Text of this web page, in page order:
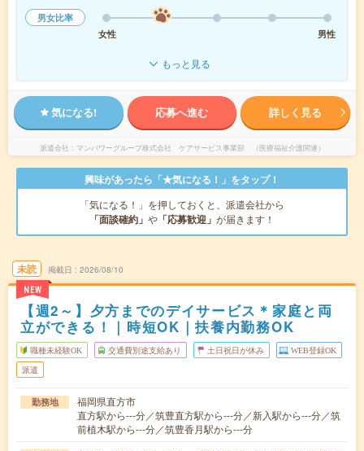
男女比率
女性
男性
もっと見る
気になる! 応募へ進む 詳しく見る
派遣会社 マンパワーグループ株式会社 ケアサービス事業部 （医療福祉介護関連）
興味があったら「★気になる！」をタップ！
「気になる！」を押しておくと、派遣会社から
「面談確約」 や 「応募歓迎」 が届きます！
未読
NEW
掲載日 2026/08/10
【週2～】夕方までのデイサービス＊家庭と両
立ができる！｜時短OK｜扶養内勤務OK
職種未経験OK 交通費別途支給あり 土日祝日が休み WEB登録OK
派遣
勤務地
福岡県直方市
直方駅から---分／筑豊直方駅から---分／新入駅から---分／筑
前植木駅から---分／筑豊香月駅から---分